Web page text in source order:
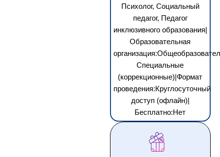
Психолог, Социальный
педагог, Педагог
инклюзивного образования|
Образовательная
Специальные
(коррекционные)|Формат
проведения:Круглосуточный
доступ (офлайн)|
Бесплатно:Нет